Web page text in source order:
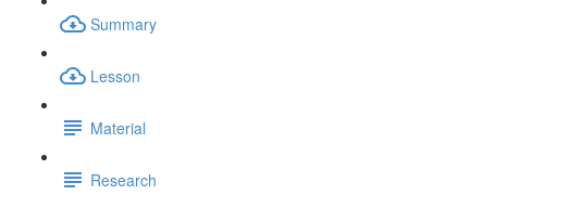
Summary
Lesson
Material
Research